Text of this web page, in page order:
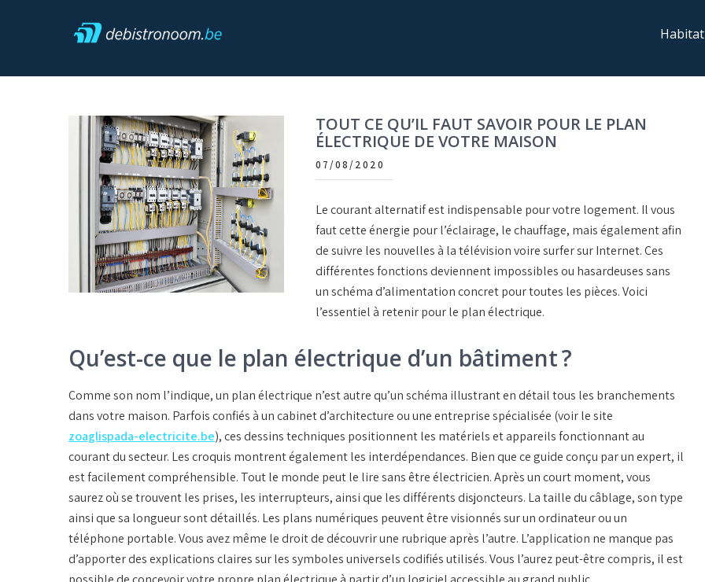
Debistronoom
TOUT CE QU’IL FAUT SAVOIR POUR LE PLAN
ÉLECTRIQUE DE VOTRE MAISON
07/08/2020
Le courant alternatif est indispensable pour votre logement. Il vous
faut cette énergie pour l’éclairage, le chauffage, mais également afin
de suivre les nouvelles à la télévision voire surfer sur Internet. Ces
différentes fonctions deviennent impossibles ou hasardeuses sans
un schéma d’alimentation concret pour toutes les pièces. Voici
l’essentiel à retenir pour le plan électrique.
Qu’est-ce que le plan électrique d’un bâtiment ?
Comme son nom l’indique, un plan électrique n’est autre qu’un schéma illustrant en détail tous les branchements
dans votre maison. Parfois confiés à un cabinet d’architecture ou une entreprise spécialisée (voir le site
zoaglispada-electricite.be), ces dessins techniques positionnent les matériels et appareils fonctionnant au
courant du secteur. Les croquis montrent également les interdépendances. Bien que ce guide conçu par un expert, il
est facilement compréhensible. Tout le monde peut le lire sans être électricien. Après un court moment, vous
saurez où se trouvent les prises, les interrupteurs, ainsi que les différents disjoncteurs. La taille du câblage, son type
ainsi que sa longueur sont détaillés. Les plans numériques peuvent être visionnés sur un ordinateur ou un
téléphone portable. Vous avez même le droit de découvrir une rubrique après l’autre. L’application ne manque pas
d’apporter des explications claires sur les symboles universels codifiés utilisés. Vous l’aurez peut-être compris, il est